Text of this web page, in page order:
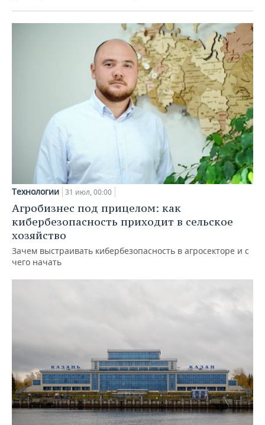
Технологии 31 июл, 00:00
Агробизнес под прицелом: как
кибербезопасность приходит в сельское
хозяйство
Зачем выстраивать кибербезопасность в агросекторе и с
чего начать